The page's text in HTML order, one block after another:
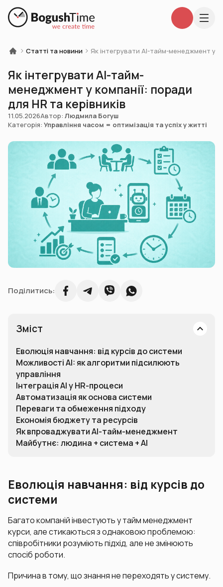
Статті та новини Як інтегрувати AI-тайм-менеджмент у
Як інтегрувати AI-тайм-
менеджмент у компанії: поради
для HR та керівників
11.05.2026Автор: Людмила Богуш
Категорія: Управління часом = оптимізація та успіх у житті
Поділитись:
Зміст
Еволюція навчання: від курсів до системи
Можливості AI: як алгоритми підсилюють
управління
Інтеграція AI у HR-процеси
Автоматизація як основа системи
Переваги та обмеження підходу
Економія бюджету та ресурсів
Як впроваджувати AI-тайм-менеджмент
Майбутнє: людина + система + AI
Еволюція навчання: від курсів до
системи
Багато компаній інвестують у тайм менеджмент
курси, але стикаються з однаковою проблемою:
співробітники розуміють підхід, але не змінюють
спосіб роботи.
Причина в тому, що знання не переходять у систему.